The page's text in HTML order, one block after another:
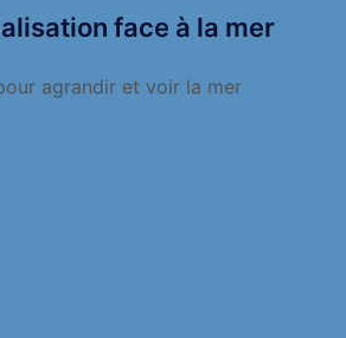
face à la mer
agrandir et voir la mer